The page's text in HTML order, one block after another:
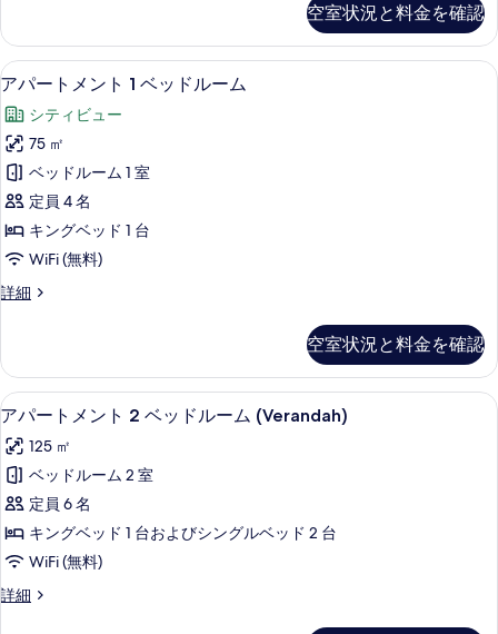
て
の
写
真
を
表
示
す
る
詳
細
ッ
ド
ル
ー
ム
パ
テ
ィ
オ
の
て
の
写
真
を
表
示
す
る
メ
ン
ト
ベ
ッ
ド
ル
ー
ム
パ
テ
オ
細
空室状況と料金を確認
ア
パ
ー
ト
メ
ン
ト
ベ
ド
ル
ー
ム
の
す
べ
て
の
高級寝具、ミニバー、セーフティボ
9
アパートメント 1 ベッドルーム
シティビュー
75 ㎡
ベッドルーム 1 室
定員 4 名
キングベッド 1 台
WiFi (無料)
詳細
ア
メ
ン
ト
ベ
ッ
ル
ー
ム
の
詳
空室状況と料金を確認
ア
パ
ー
ト
メ
ン
ト
2
高級寝具、ミニバー、セーフティボ
13
アパートメント 2 ベッドルーム (Verandah)
125 ㎡
ベッドルーム 2 室
定員 6 名
キングベッド 1 台およびシングルベッド 2 台
WiFi (無料)
詳細
ア